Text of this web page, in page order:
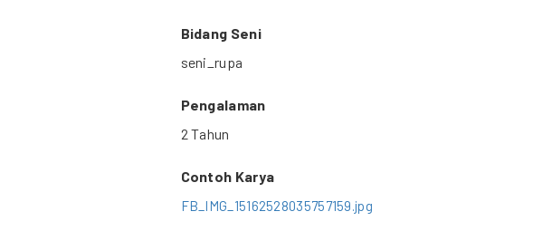
Bidang Seni
seni_rupa
Pengalaman
2 Tahun
Contoh Karya
FB_IMG_15162528035757159.jpg